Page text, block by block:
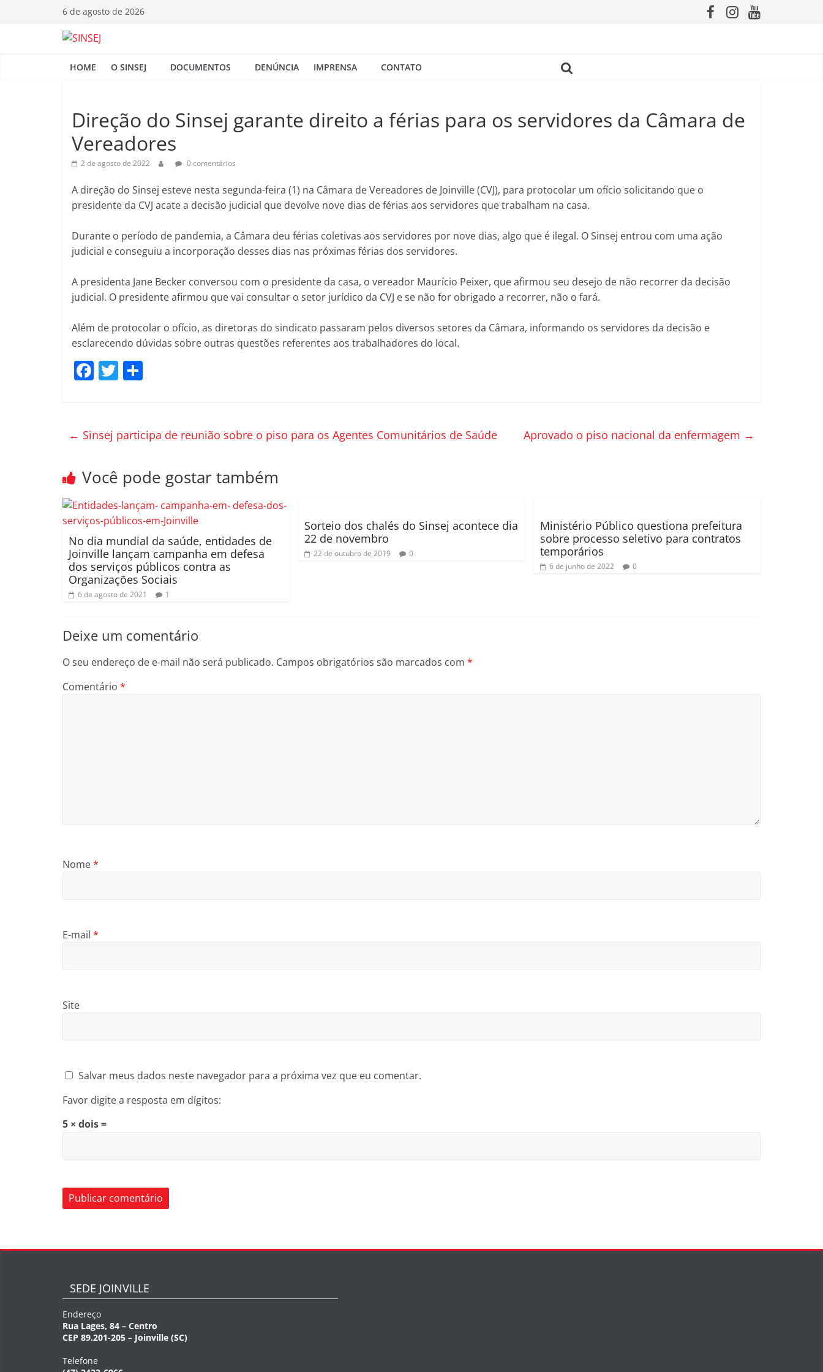
6 de agosto de 2026
S
N
S
E
HOME O SINSEJ DOCUMENTOS DENÚNCIA IMPRENSA CONTATO
Direção do Sinsej garante direito a férias para os servidores da Câmara de
Vereadores
2 de agosto de 2022 0 comentários
A direção do Sinsej esteve nesta segunda-feira (1) na Câmara de Vereadores de Joinville (CVJ), para protocolar um ofício solicitando que o
presidente da CVJ acate a decisão judicial que devolve nove dias de férias aos servidores que trabalham na casa.
Durante o período de pandemia, a Câmara deu férias coletivas aos servidores por nove dias, algo que é ilegal. O Sinsej entrou com uma ação
judicial e conseguiu a incorporação desses dias nas próximas férias dos servidores.
A presidenta Jane Becker conversou com o presidente da casa, o vereador Maurício Peixer, que afirmou seu desejo de não recorrer da decisão
judicial. O presidente afirmou que vai consultar o setor jurídico da CVJ e se não for obrigado a recorrer, não o fará.
Além de protocolar o ofício, as diretoras do sindicato passaram pelos diversos setores da Câmara, informando os servidores da decisão e
esclarecendo dúvidas sobre outras questões referentes aos trabalhadores do local.
F
e
o
o
k
T
er p
ar
til
h
ar
← Sinsej participa de reunião sobre o piso para os Agentes Comunitários de Saúde Aprovado o piso nacional da enfermagem →
Você pode gostar também
No dia mundial da saúde, entidades de
Joinville lançam campanha em defesa
dos serviços públicos contra as
Organizações Sociais
6 de agosto de 2021 1
Sorteio dos chalés do Sinsej acontece dia
22 de novembro
22 de outubro de 2019 0
Ministério Público questiona prefeitura
sobre processo seletivo para contratos
temporários
6 de junho de 2022 0
Deixe um comentário
O seu endereço de e-mail não será publicado. Campos obrigatórios são marcados com *
Comentário *
Nome*
E-mail *
Site
Salvar meus dados neste navegador para a próxima vez que eu comentar.
Favor digite a resposta em dígitos:
5 × dois =
SEDE JOINVILLE
Endereço
Rua Lages, 84 – Centro
CEP 89.201-205 – Joinville (SC)
Telefone